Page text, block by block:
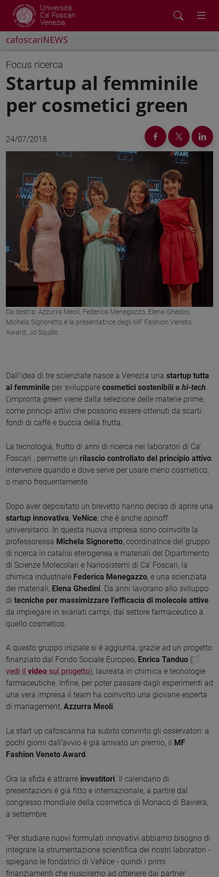
Università
Ca' Foscari
Venezia
cafoscariNEWS
Focus ricerca
Startup al femminile
per cosmetici green
24/07/2018
Da destra: Azzurra Meoli, Federica Menegazzo, Elena Ghedini,
Michela Signoretto e la presentatrice degli MF Fashion Veneto
Award, Jo Squillo
Dall’idea di tre scienziate nasce a Venezia una startup tutta
al femminile per sviluppare cosmetici sostenibili e hi-tech
L’impronta green viene dalla selezione delle materie prime,
come principi attivi che possono essere ottenuti da scarti:
fondi di caffè e buccia della frutta.
La tecnologia, frutto di anni di ricerca nei laboratori di Ca’
Foscari , permette un rilascio controllato del principio attivo:
intervenire quando e dove serve per usare meno cosmetico,
o meno frequentemente.
Dopo aver depositato un brevetto hanno deciso di aprire una
startup innovativa, VeNice, che è anche spinoff
universitario. In questa nuova impresa sono coinvolte la
professoressa Michela Signoretto, coordinatrice del gruppo
di ricerca in catalisi eterogenea e materiali del Dipartimento
di Scienze Molecolari e Nanosistemi di Ca’ Foscari, la
chimica industriale Federica Menegazzo, e una scienziata
dei materiali, Elena Ghedini . Da anni lavorano allo sviluppo
di tecniche per massimizzare l’efficacia di molecole attive
da impiegare in svariati campi, dal settore farmaceutico a
quello cosmetico.
A questo gruppo iniziale si è aggiunta, grazie ad un progetto
finanziato dal Fondo Sociale Europeo, Enrica Tanduo (
vedi il video sul progetto), laureata in chimica e tecnologie
farmaceutiche. Infine, per poter passare dagli esperimenti ad
una vera impresa il team ha coinvolto una giovane esperta
di management, Azzurra Meoli.
La start up cafoscarina ha subito convinto gli osservatori: a
pochi giorni dall’avvio è già arrivato un premio, il MF
Fashion Veneto Award.
Ora la sfida è attrarre investitori . Il calendario di
presentazioni è già fitto e internazionale, a partire dal
congresso mondiale della cosmetica di Monaco di Baviera,
a settembre.
“Per studiare nuovi formulati innovativi abbiamo bisogno di
integrare la strumentazione scientifica dei nostri laboratori -
spiegano le fondatrici di VeNice - quindi i primi
finanziamenti che riusciremo ad ottenere dai partner